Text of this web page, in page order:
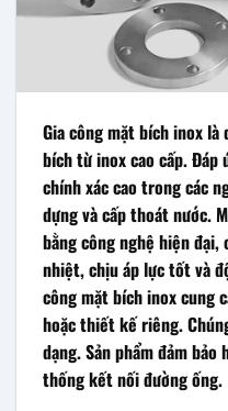
Gia công mặt bích inox
bích từ inox cao cấp. Đáp
chính xác cao trong các
dựng và cấp thoát nước.
bằng công nghệ hiện
nhiệt, chịu áp lực tốt và
công mặt bích inox cung
hoặc thiết kế riêng.
dạng. Sản phẩm đảm
thống kết nối đường ống.